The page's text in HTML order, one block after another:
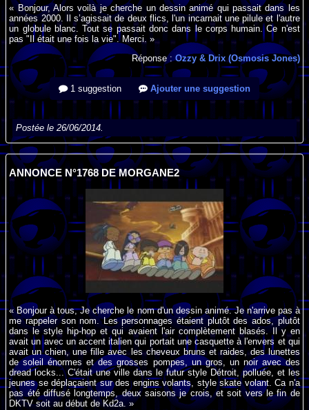
« Bonjour, Alors voilà je cherche un dessin animé qui passait dans les
années 2000. Il s’agissait de deux flics, l'un incarnait une pilule et l'autre
un globule blanc. Tout se passait donc dans le corps humain. Ce n'est
pas "Il était une fois la vie". Merci. »
Réponse :Ozzy & Drix (Osmosis Jones)
1 suggestion Ajouter une suggestion
Postée le 26/06/2014.
ANNONCE N°1768 DE MORGANE2
« Bonjour à tous, Je cherche le nom d'un dessin animé. Je n'arrive pas à
me rappeler son nom. Les personnages étaient plutôt des ados, plutôt
dans le style hip-hop et qui avaient l'air complètement blasés. Il y en
avait un avec un accent italien qui portait une casquette à l'envers et qui
avait un chien, une fille avec les cheveux bruns et raides, des lunettes
de soleil énormes et des grosses pompes, un gros, un noir avec des
dread locks... C'était une ville dans le futur style Détroit, polluée, et les
jeunes se déplaçaient sur des engins volants, style skate volant. Ca n'a
pas été diffusé longtemps, deux saisons je crois, et soit vers le fin de
DKTV soit au début de Kd2a. »